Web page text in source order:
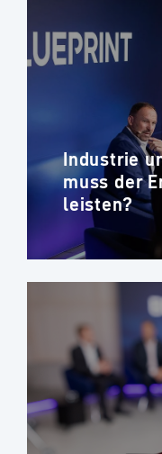
Industrie
muss der
leisten?